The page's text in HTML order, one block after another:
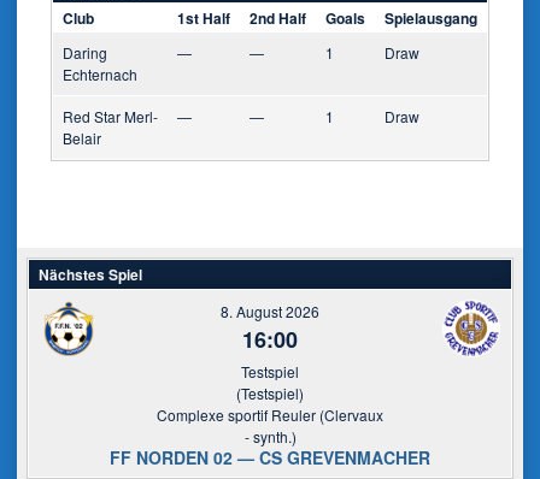
Club
1st Half 2nd Half Goals Spielausgang
Daring
Echternach
— — 1 Draw
Red Star Merl-
Belair
— — 1 Draw
Nächstes Spiel
8. August 2026
16:00
Testspiel
(Testspiel)
Complexe sportif Reuler (Clervaux
- synth.)
FF NORDEN 02 — CS GREVENMACHER